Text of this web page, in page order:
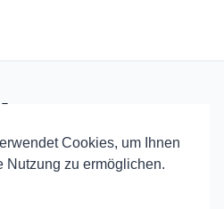
Cookies, um Ihnen
Nutzung zu ermöglichen.